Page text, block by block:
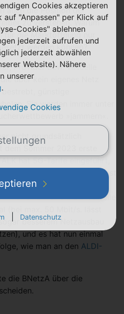
auch die Position der
zu verstehen. Warum
für die Marktöffnung nur
werden können?
Provider bzw. virtuelle
über kein eigenes Netz
günstige
Sie werden immer unter
nicht grundsätzlich
dem Sommer 2023 erste
hat 5G-Tarife eingeführt
hat der Verbraucher selbst
5G-Freischaltung gegen
− nur sind hier die 5G-Vorteile
(bei max. 50 Mbit/s. lässt
besserem Netzausbau
und es hat nun einmal
wie man an den ALDI-
die BNetzA über die
Cookies akzeptieren
auf "Anpassen" per Klick auf
Cookies" ablehnen
jederzeit aufrufen und
jederzeit abwählen
Website). Nähere
unserer
.
Cookies
Datenschutz